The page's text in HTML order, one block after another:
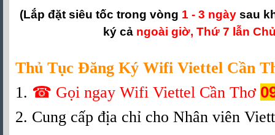
(Lắp đặt siêu tốc trong vòng 1 - 3 ngày sau
ký cả ngoài giờ, Thứ 7 lẫn
Thủ Tục Đăng Ký Wifi Viettel Cần
1. ☎ Gọi ngay Wifi Viettel Cần Thơ
2. Cung cấp địa chỉ cho Nhân viên